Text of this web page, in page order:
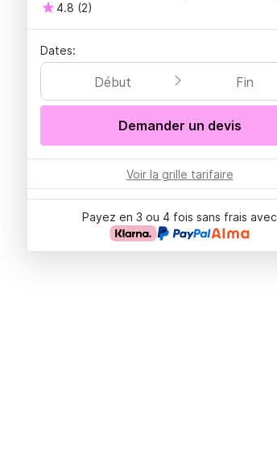
4.8 (2)
Dates:
Début Fin
Demander un devis
Voir la grille tarifaire
Payez en 3 ou 4 fois sans frais avec